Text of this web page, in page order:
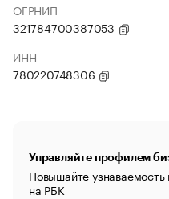
ОГРНИП
321784700387053
ИНН
780220748306
Управляйте профилем
Повышайте
на РБК